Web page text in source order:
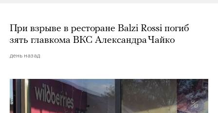
При взрыве в ресторане Balzi Rossi погиб
зять главкома ВКС Александра Чайко
день назад